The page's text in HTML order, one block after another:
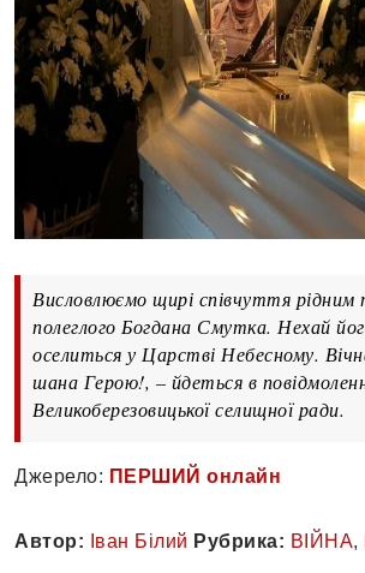
Висловлюємо щирі співчуття рідним
полеглого Богдана Смутка. Нехай
оселиться у Царстві Небесному.
шана Герою!, – йдеться в
Великоберезовицької селищної ради.
Джерело: ПЕРШИЙ онлайн
Автор: Іван Білий Рубрика: ВІЙНА,